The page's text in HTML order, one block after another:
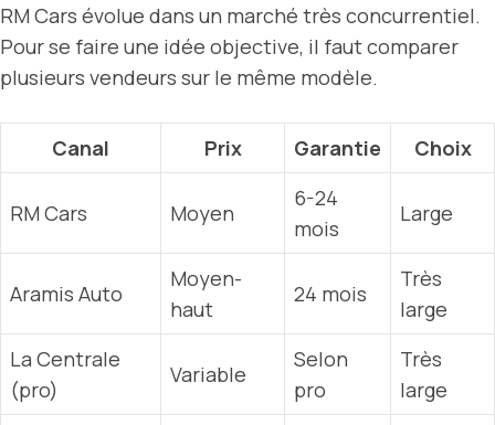
RM Cars évolue dans un marché très concurrentiel.
Pour se faire une idée objective, il faut comparer
plusieurs vendeurs sur le même modèle.
Canal Prix Garantie Choix
RM Cars Moyen
6-24
mois
Large
Aramis Auto
Moyen-
haut
24 mois
Très
large
La Centrale
(pro)
Variable
Selon
pro
Très
large